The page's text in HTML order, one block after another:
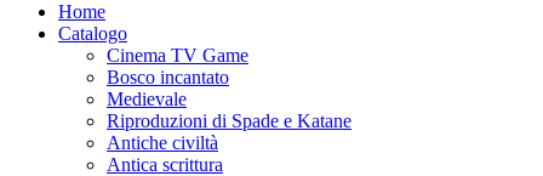
Home
Catalogo
Cinema TV Game
Bosco incantato
Medievale
Riproduzioni di Spade e Katane
Antiche civiltà
Antica scrittura